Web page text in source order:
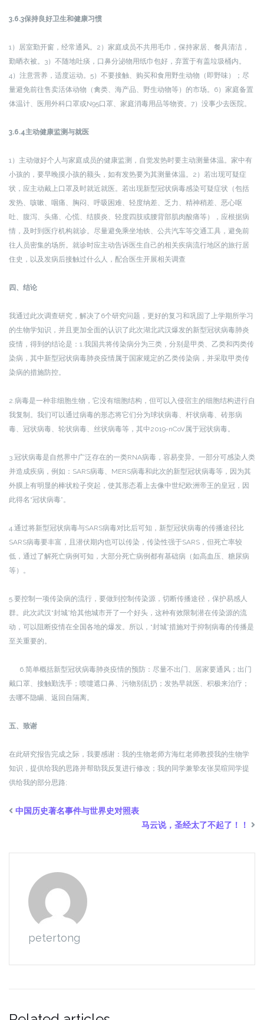
3.6.3保持良好卫生和健康习惯
1）居室勤开窗，经常通风。2）家庭成员不共用毛巾，保持家居、餐具清洁，
勤晒衣被。3）不随地吐痰，口鼻分泌物用纸巾包好，弃置于有盖垃圾桶内。
4）注意营养，适度运动。5）不要接触、购买和食用野生动物（即野味）；尽
量避免前往售卖活体动物（禽类、海产品、野生动物等）的市场。6）家庭备置
体温计、医用外科口罩或N95口罩、家庭消毒用品等物资。7）没事少去医院。
3.6.4主动健康监测与就医
1）主动做好个人与家庭成员的健康监测，自觉发热时要主动测量体温。家中有
小孩的，要早晚摸小孩的额头，如有发热要为其测量体温。2）若出现可疑症
状，应主动戴上口罩及时就近就医。若出现新型冠状病毒感染可疑症状（包括
发热、咳嗽、咽痛、胸闷、呼吸困难、轻度纳差、乏力、精神稍差、恶心呕
吐、腹泻、头痛、心慌、结膜炎、轻度四肢或腰背部肌肉酸痛等），应根据病
情，及时到医疗机构就诊。尽量避免乘坐地铁、公共汽车等交通工具，避免前
往人员密集的场所。就诊时应主动告诉医生自己的相关疾病流行地区的旅行居
住史，以及发病后接触过什么人，配合医生开展相关调查
四、结论
我通过此次调查研究，解决了6个研究问题，更好的复习和巩固了上学期所学习
的生物学知识，并且更加全面的认识了此次湖北武汉爆发的新型冠状病毒肺炎
疫情，得到的结论是：1.我国共将传染病分为三类，分别是甲类、乙类和丙类传
染病，其中新型冠状病毒肺炎疫情属于国家规定的乙类传染病，并采取甲类传
染病的措施防控。
2.病毒是一种非细胞生物，它没有细胞结构，但可以入侵宿主的细胞结构进行自
我复制。我们可以通过病毒的形态将它们分为球状病毒、杆状病毒、砖形病
毒、冠状病毒、轮状病毒、丝状病毒等，其中2019-nCoV属于冠状病毒。
3.冠状病毒是自然界中广泛存在的一类RNA病毒，容易变异。一部分可感染人类
并造成疾病，例如：SARS病毒、MERS病毒和此次的新型冠状病毒等，因为其
外膜上有明显的棒状粒子突起，使其形态看上去像中世纪欧洲帝王的皇冠，因
此得名“冠状病毒”。
4.通过将新型冠状病毒与SARS病毒对比后可知，新型冠状病毒的传播途径比
SARS病毒要丰富，且潜伏期内也可以传染，传染性强于SARS，但死亡率较
低，通过了解死亡病例可知，大部分死亡病例都有基础病（如高血压、糖尿病
等）。
5.要控制一项传染病的流行，要做到控制传染源，切断传播途径，保护易感人
群。此次武汉“封城”给其他城市开了一个好头，这种有效限制潜在传染源的流
动，可以阻断疫情在全国各地的爆发。所以，“封城”措施对于抑制病毒的传播是
至关重要的。
6.简单概括新型冠状病毒肺炎疫情的预防：尽量不出门、居家要通风；出门
戴口罩、接触勤洗手；喷嚏遮口鼻、污物别乱扔；发热早就医、积极来治疗；
去哪不隐瞒、返回自隔离。
五、致谢
在此研究报告完成之际，我要感谢：我的生物老师方海红老师教授我的生物学
知识，提供给我的思路并帮助我反复进行修改；我的同学兼挚友张昊暄同学提
供给我的部分思路;
中国历史著名事件与世界史对照表
马云说，圣经太了不起了！！
petertong